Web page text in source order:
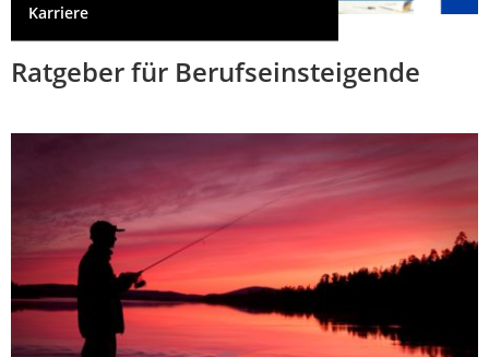
Karriere
Ratgeber für Berufseinsteigende